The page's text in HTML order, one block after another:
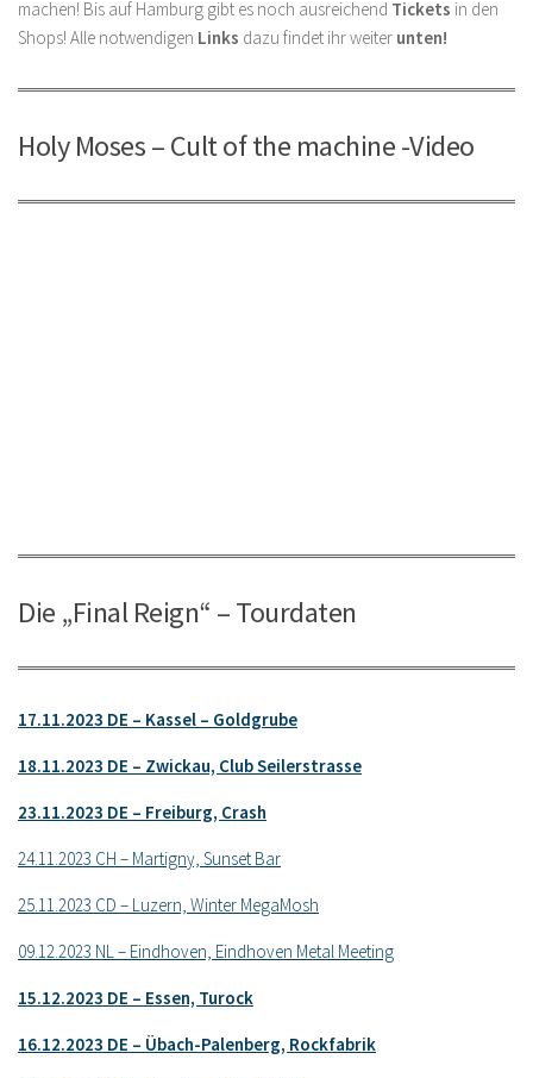
machen! Bis auf Hamburg gibt es noch ausreichend Tickets in den
Shops! Alle notwendigen Links dazu findet ihr weiter unten!
Holy Moses – Cult of the machine -Video
Die „Final Reign“ – Tourdaten
17.11.2023 DE – Kassel – Goldgrube
18.11.2023 DE – Zwickau, Club Seilerstrasse
23.11.2023 DE – Freiburg, Crash
24.11.2023 CH – Martigny, Sunset Bar
25.11.2023 CD – Luzern, Winter MegaMosh
09.12.2023 NL – Eindhoven, Eindhoven Metal Meeting
15.12.2023 DE – Essen, Turock
16.12.2023 DE – Übach-Palenberg, Rockfabrik